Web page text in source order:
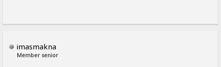
imasmakna
Member senior